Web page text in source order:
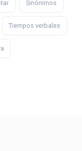
Sinónimos
Tiempos verbales